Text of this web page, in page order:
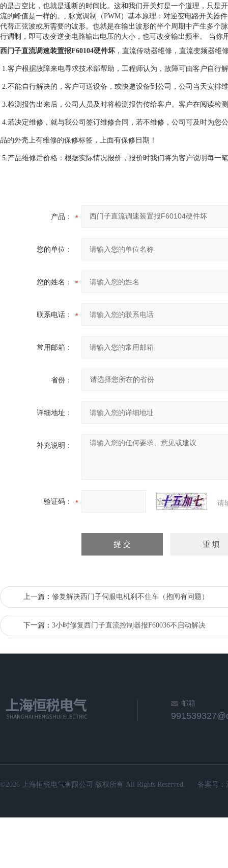
的是占空比，也就是通断的时间比。这和我们开关灯是一个道理，只是
流的峰值是一样的。, 脉宽调制（PWM）基本原理：对逆变电路开关器
代替正弦波或所需要的波形。也就是在输出波形的半个周期中产生多个
行调制，即可改变逆变电路输出电压的大小，也可改变输出频率。 当你
西门子直流调速装置报F60104硬件坏 ，直流传动器维修，直流变频器维
1.客户根据故障来电寻求技术部帮助，工程师认为，故障可由客户自行
2.不能自行解决的，客户可送设备，或快递设备到公司，公司当天安排
3.检测报告出来后，公司人员及时将检测报告传给客户。客户在阅读检
4.若决定维修，就与我公司签订维修合同，若不维修，公司可及时为
品的外壳上有维修的保修标签，上面有保修日期！
5.产品维修后价格：根据实际情况报价，报价时我们将为客户说明每一
产品：
您的单位：
您的姓名：
联系电话：
常用邮箱：
省份：
详细地址：
补充说明：
验证码： 请
上一篇： 修复解决西门子伺服电机刹不住车（抱闸有问题）
下一篇： 3小时修复西门子直流控制器报F60036不启动解决
邮箱
©2026 上海恒税电气有限公司 版权所有 All Rights Reserved. 备案号：